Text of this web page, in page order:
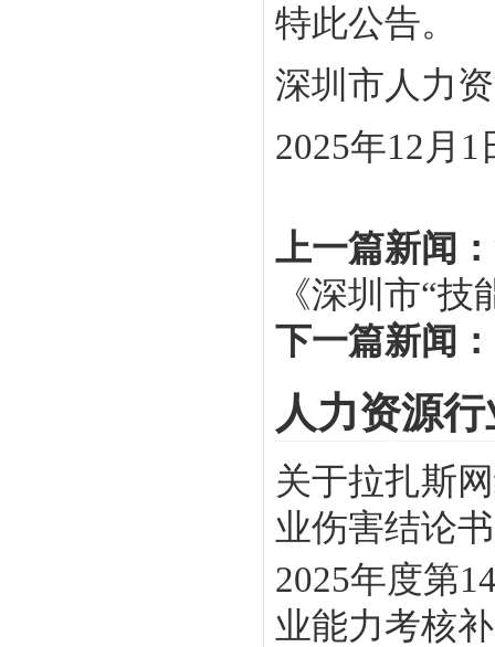
特此公告。
深圳市人力
2025年12月1
上一篇新闻：
《深圳市“
下一篇新闻：
人力资源
关于拉扎斯
业伤害结论
2025年度第
业能力考核